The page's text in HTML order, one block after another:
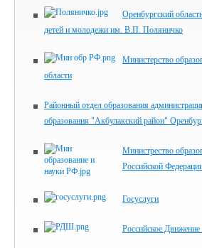
Оренбургский
детей и молодежи им. В.П. Поляничко
Министерство
области
Районный отдел образования
образования "Акбулакский район"
Министрество
Российской
Госуслуги
Российское